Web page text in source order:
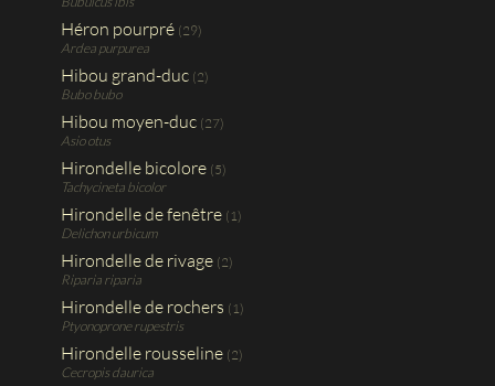
Héron pourpré (29)
Ardea purpurea
Hibou grand-duc (2)
Bubo bubo
Hibou moyen-duc (27)
Asio otus
Hirondelle bicolore (5)
Tachycineta bicolor
Hirondelle de fenêtre (1)
Delichon urbicum
Hirondelle de rivage (2)
Riparia riparia
Hirondelle de rochers (1)
Ptyonoprone rupestris
Hirondelle rousseline (2)
Cecropis daurica